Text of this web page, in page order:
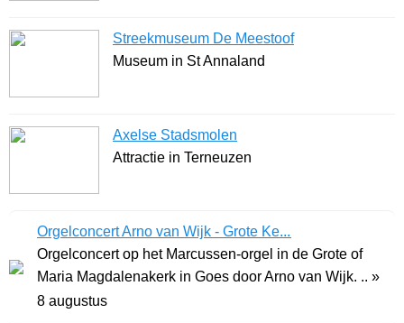
Streekmuseum De Meestoof
Museum in St Annaland
Axelse Stadsmolen
Attractie in Terneuzen
Orgelconcert Arno van Wijk - Grote Ke...
Orgelconcert op het Marcussen-orgel in de Grote of
Maria Magdalenakerk in Goes door Arno van Wijk. .. »
8 augustus